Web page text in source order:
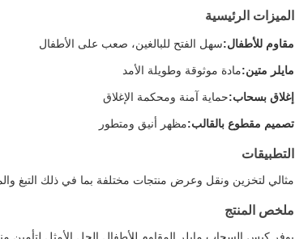
الميزات الرئيسية
مقاوم للأطفال:سهل الفتح للبالغين، صعب على الأطفال
مايلر متين:مادة موثوقة وطويلة الأمد
إغلاق بسحاب:حماية آمنة ومحكمة الإغلاق
تصميم مقطوع بالقالب:مظهر أنيق ومتطور
التطبيقات
مثالي لتخزين ونقل وعرض منتجات مختلفة بما في ذلك التبغ
ملخص المنتج